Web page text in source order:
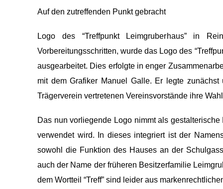
Auf den zutreffenden Punkt gebracht
Logo des “Treffpunkt Leimgruberhaus” in
Vorbereitungsschritten, wurde das Logo des
ausgearbeitet. Dies erfolgte in enger
mit dem Grafiker Manuel Galle. Er legte
Trägerverein vertretenen Vereinsvorstände ihre
Das nun vorliegende Logo nimmt als
verwendet wird. In dieses integriert ist der
sowohl die Funktion des Hauses an der
auch der Name der früheren Besitzerfamilie
dem Wortteil “Treff” sind leider aus